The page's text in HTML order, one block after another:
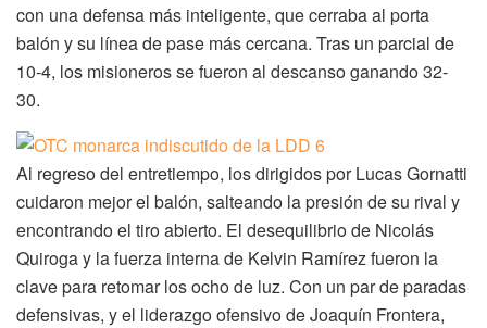
con una defensa más inteligente, que cerraba al porta
balón y su línea de pase más cercana. Tras un parcial de
10-4, los misioneros se fueron al descanso ganando 32-
30.
Al regreso del entretiempo, los dirigidos por Lucas Gornatti
cuidaron mejor el balón, salteando la presión de su rival y
encontrando el tiro abierto. El desequilibrio de Nicolás
Quiroga y la fuerza interna de Kelvin Ramírez fueron la
clave para retomar los ocho de luz. Con un par de paradas
defensivas, y el liderazgo ofensivo de Joaquín Frontera,